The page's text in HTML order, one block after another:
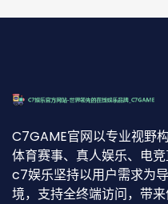
C7GAME官网以专业视野
体育赛事、真人娱乐、电
c7娱乐坚持以用户需求为
境，支持全终端访问，带来